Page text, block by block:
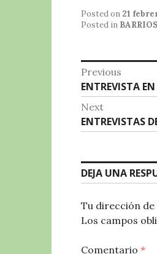
c
e
o
o
k
it
te
Posted on 21
Posted in BARRIOS
de
Previous
Previous
post:
ENTREVISTA
Next
Next
post:
ENTREVISTAS
DEJA UNA
Tu dirección
Los campos
Comentario *